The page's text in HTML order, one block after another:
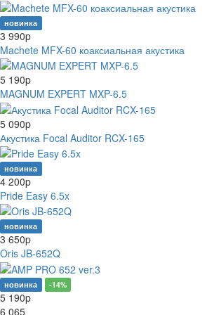
новинка
3 990p
Machete MFX-60 коаксиальная акустика
5 190p
MAGNUM EXPERT MXP-6.5
5 090p
Акустика Focal Auditor RCX-165
новинка
4 200p
Pride Easy 6.5x
новинка
3 650p
Oris JB-652Q
новинка -14%
5 190p
6 065